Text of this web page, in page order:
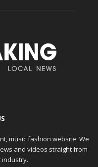
music fashion website. We
and videos straight from